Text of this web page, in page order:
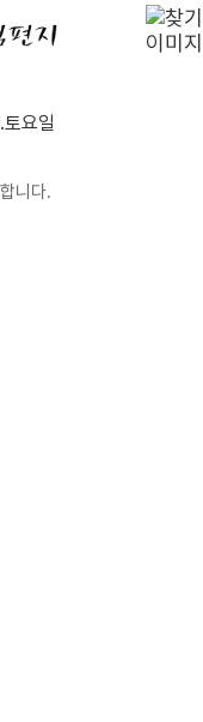
요일
니다.